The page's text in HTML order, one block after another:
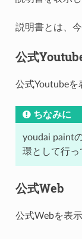
説明書とは、
公式
公式Youtubeを
ちなみに
youdai paint
環として行っ
公式Web
公式Webを表示